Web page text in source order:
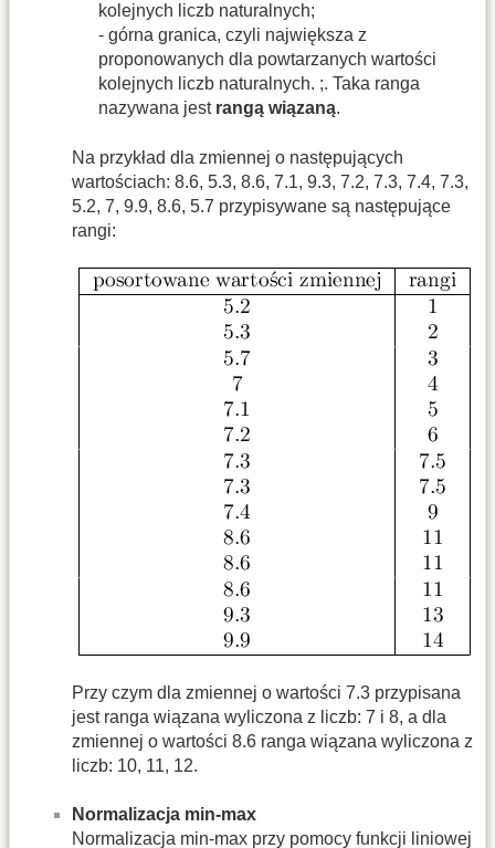
kolejnych liczb naturalnych;
- górna granica, czyli największa z
proponowanych dla powtarzanych wartości
kolejnych liczb naturalnych. ;. Taka ranga
nazywana jest rangą wiązaną.
Na przykład dla zmiennej o następujących
wartościach: 8.6, 5.3, 8.6, 7.1, 9.3, 7.2, 7.3, 7.4, 7.3,
5.2, 7, 9.9, 8.6, 5.7 przypisywane są następujące
rangi:
Przy czym dla zmiennej o wartości 7.3 przypisana
jest ranga wiązana wyliczona z liczb: 7 i 8, a dla
zmiennej o wartości 8.6 ranga wiązana wyliczona z
liczb: 10, 11, 12.
Normalizacja min-max
Normalizacja min-max przy pomocy funkcji liniowej